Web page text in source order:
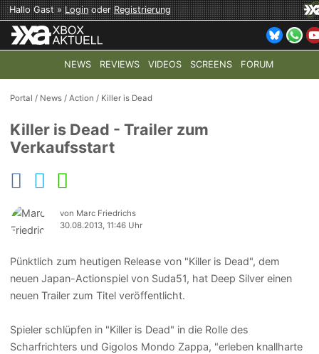
Hallo Gast »LoginoderRegistrierung
NEWS REVIEWS VIDEOS SCREENS FORUM
TOP-THEMEN: COD: MODERN WARFARE 4 HALO:
Portal / News /Action / Killer is Dead
Killer is Dead - Trailer zum
Verkaufsstart
von Marc Friedrichs
30.08.2013, 11:46 Uhr
Pünktlich zum heutigen Release von "Killer is Dead", dem
neuen Japan-Actionspiel von Suda51, hat Deep Silver einen
neuen Trailer zum Titel veröffentlicht.
Spieler schlüpfen in "Killer is Dead" in die Rolle des
Scharfrichters und Gigolos Mondo Zappa, "erleben knallharte